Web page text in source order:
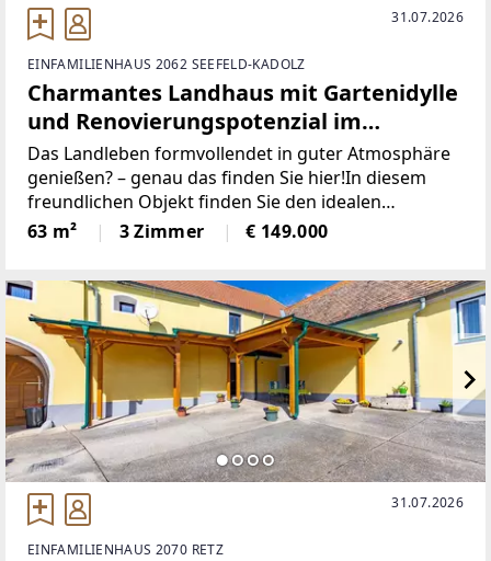
31.07.2026
EINFAMILIENHAUS 2062 SEEFELD-KADOLZ
Charmantes Landhaus mit Gartenidylle
und Renovierungspotenzial im
Weinviertel!
Das Landleben formvollendet in guter Atmosphäre
genießen? – genau das finden Sie hier!In diesem
freundlichen Objekt finden Sie den idealen
Rückzugsort für Naturliebhaber und Hobbywerker.
Dieses teilmöblierte Einfamilienhaus präsentiert
63 m² 3 Zimmer € 149.000
31.07.2026
EINFAMILIENHAUS 2070 RETZ